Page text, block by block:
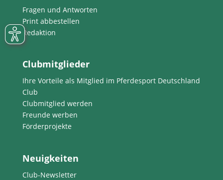
Fragen und Antworten
Print abbestellen
Redaktion
Clubmitglieder
Ihre Vorteile als Mitglied im Pferdesport Deutschland
Club
Clubmitglied werden
Freunde werben
Förderprojekte
Neuigkeiten
Club-Newsletter